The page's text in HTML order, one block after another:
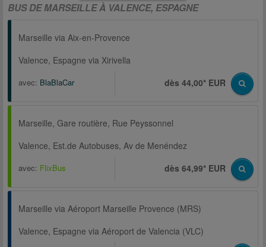
BUS DE MARSEILLE À VALENCE, ESPAGNE
Marseille via Aix-en-Provence
Valence, Espagne via Xirivella
avec: BlaBlaCar dès 44,00* EUR
Marseille, Gare routière, Rue Peyssonnel
Valence, Est.de Autobuses, Av de Menéndez
avec: FlixBus dès 64,99* EUR
Marseille via Aéroport Marseille Provence (MRS)
Valence, Espagne via Aéroport de Valencia (VLC)